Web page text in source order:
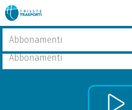
Skip
to
main
content
Cerca
sito
Cerca